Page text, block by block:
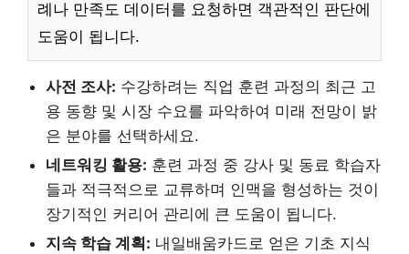
례나 만족도 데이터를 요청하면 객관적인 판단에
도움이 됩니다.
사전 조사: 수강하려는 직업 훈련 과정의 최근 고
용 동향 및 시장 수요를 파악하여 미래 전망이 밝
은 분야를 선택하세요.
네트워킹 활용: 훈련 과정 중 강사 및 동료 학습자
들과 적극적으로 교류하며 인맥을 형성하는 것이
장기적인 커리어 관리에 큰 도움이 됩니다.
지속 학습 계획: 내일배움카드로 얻은 기초 지식